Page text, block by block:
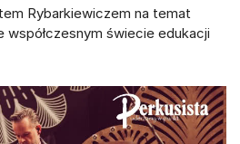
Rybarkiewiczem na temat
współczesnym świecie edukacji